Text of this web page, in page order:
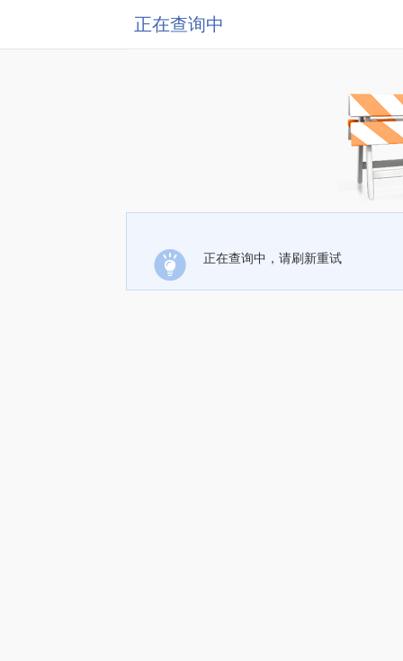
正在查询中
正在查询中，请刷新重试